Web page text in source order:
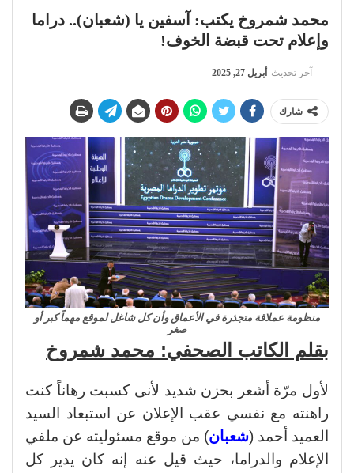
محمد شمروخ يكتب: آسفين يا (شعبان).. دراما
وإعلام تحت قبضة الخوف!
آخر تحديث أبريل 27, 2025
شارك
منظومة عملاقة متجذرة في الأعماق وأن كل شاغل لموقع مهماً كبر أو
صغر
بقلم الكاتب الصحفي: محمد شمروخ
لأول مرّة أشعر بحزن شديد لأنى كسبت رهاناً كنت
راهنته مع نفسي عقب الإعلان عن استبعاد السيد
العميد أحمد (شعبان) من موقع مسئوليته عن ملفي
الإعلام والدراما، حيث قيل عنه إنه كان يدير كل